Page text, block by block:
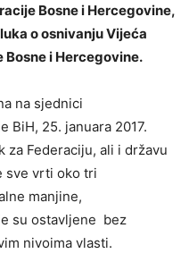
Bosne i Hercegovine,
o osnivanju Vijeća
i Hercegovine.
na sjednici
BiH, 25. januara 2017.
za Federaciju, ali i državu
sve vrti oko tri
manjine,
su ostavljene bez
nivoima vlasti.